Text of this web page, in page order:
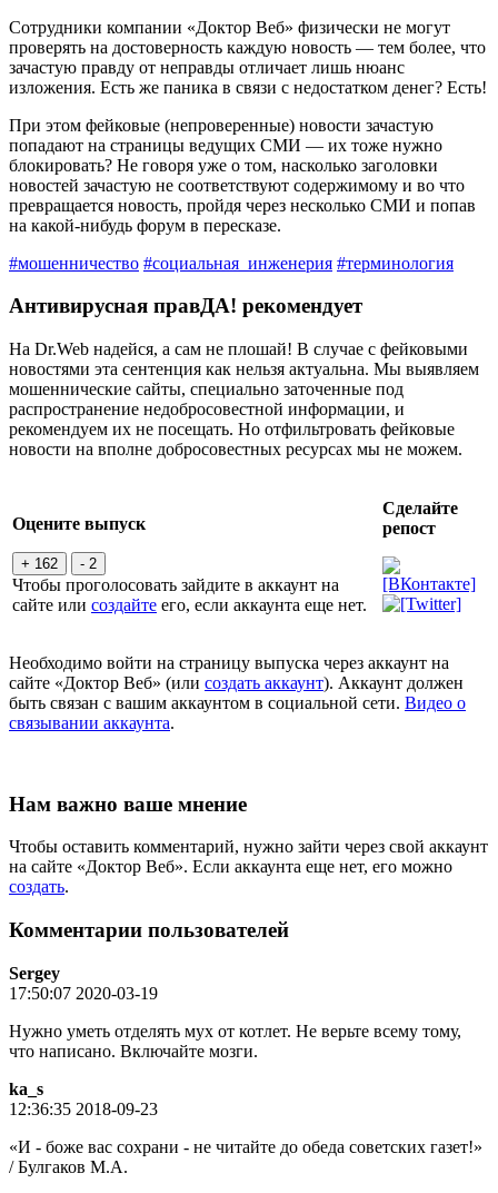
Сотрудники компании «Доктор Веб» физически не могут
проверять на достоверность каждую новость — тем более, что
зачастую правду от неправды отличает лишь нюанс
изложения. Есть же паника в связи с недостатком денег? Есть!
При этом фейковые (непроверенные) новости зачастую
попадают на страницы ведущих СМИ — их тоже нужно
блокировать? Не говоря уже о том, насколько заголовки
новостей зачастую не соответствуют содержимому и во что
превращается новость, пройдя через несколько СМИ и попав
на какой-нибудь форум в пересказе.
#мошенничество #социальная_инженерия #терминология
Антивирусная правДА! рекомендует
На Dr.Web надейся, а сам не плошай! В случае с фейковыми
новостями эта сентенция как нельзя актуальна. Мы выявляем
мошеннические сайты, специально заточенные под
распространение недобросовестной информации, и
рекомендуем их не посещать. Но отфильтровать фейковые
новости на вполне добросовестных ресурсах мы не можем.
Оцените выпуск
+ 162 - 2
Чтобы проголосовать зайдите в аккаунт на
сайте или создайте его, если аккаунта еще нет.
Сделайте
репост
Необходимо войти на страницу выпуска через аккаунт на
сайте «Доктор Веб» (или создать аккаунт). Аккаунт должен
быть связан с вашим аккаунтом в социальной сети. Видео о
связывании аккаунта.
Нам важно ваше мнение
Чтобы оставить комментарий, нужно зайти через свой аккаунт
на сайте «Доктор Веб». Если аккаунта еще нет, его можно
создать.
Комментарии пользователей
Sergey
17:50:07 2020-03-19
Нужно уметь отделять мух от котлет. Не верьте всему тому,
что написано. Включайте мозги.
ka_s
12:36:35 2018-09-23
«И - боже вас сохрани - не читайте до обеда советских газет!»
/ Булгаков М.А.